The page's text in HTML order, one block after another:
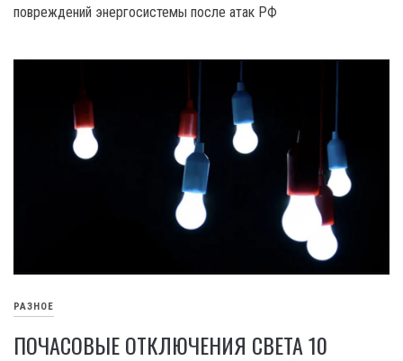
повреждений энергосистемы после атак РФ
РАЗНОЕ
ПОЧАСОВЫЕ ОТКЛЮЧЕНИЯ СВЕТА 10